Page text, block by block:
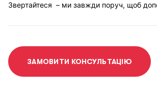
Звертайтеся – ми завжди поруч, щоб
ЗАМОВИТИ КОНСУЛЬТАЦІЮ